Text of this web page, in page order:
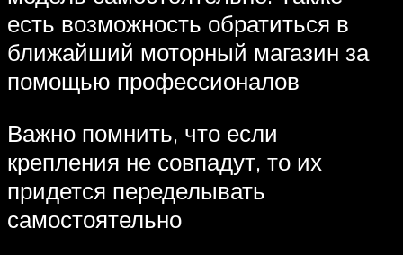
есть возможность обратиться в
ближайший моторный магазин за
помощью профессионалов
Важно помнить, что если
крепления не совпадут, то их
придется переделывать
самостоятельно